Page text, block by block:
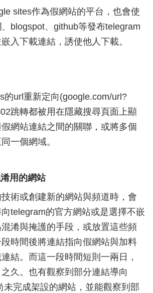
sites作為假網站的平台，也會使
blogspot、github等發布telegram
入下載連結，誘使他人下載。
的url重新定向(google.com/url?
跳轉都被用在隱藏搜尋頁面上顯
網站連結之間的關聯，或將多個
一個網域。
用的網站
術或創建新的網站與頻道時，會
telegram的官方網站或是選擇不嵌
淆與掩護的手段，或放置這些頻
時間後將連結指向假網站與加料
結。而這一段時間短則一兩日，
久。也有觀察到部分連結導向
未完成架設的網站，並能觀察到部